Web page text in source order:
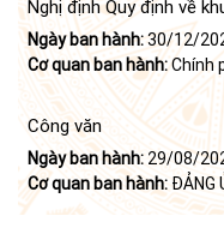
Nghị định Quy định về
Ngày ban hành:30/12/
Cơ quan ban hành:Chính
Công văn
Ngày ban hành: 29/08/
Cơ quan ban hành: ĐẢNG